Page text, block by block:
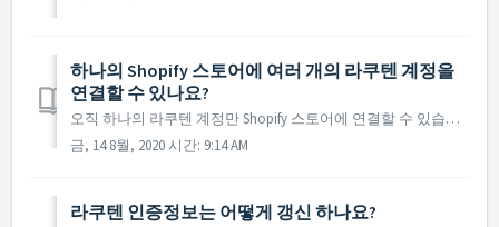
하나의 Shopify 스토어에 여러 개의 라쿠텐 계정을
연결할 수 있나요?
오직 하나의 라쿠텐 계정만 Shopify 스토어에 연결할 수 있습니다.
금, 14 8월, 2020 시간: 9:14 AM
라쿠텐 인증정보는 어떻게 갱신 하나요?